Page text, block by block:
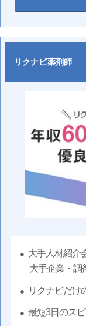
リクナビ薬剤師
大手人材紹介
大手企業・調
リクナビだけ
最短3日のス